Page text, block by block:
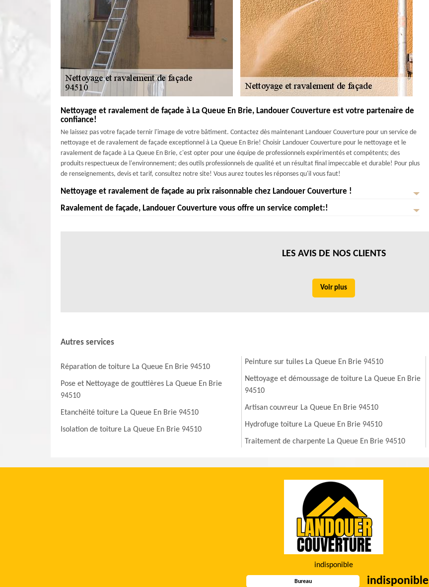
Nettoyage et ravalement de façade à La Queue En Brie, Landouer Couverture est votre partenaire de
confiance!
Ne laissez pas votre façade ternir l'image de votre bâtiment. Contactez dès maintenant Landouer Couverture pour un service de
nettoyage et de ravalement de façade exceptionnel à La Queue En Brie! Choisir Landouer Couverture pour le nettoyage et le
ravalement de façade à La Queue En Brie, c'est opter pour une équipe de professionnels expérimentés et compétents; des
produits respectueux de l'environnement; des outils professionnels de qualité et un résultat final impeccable et durable! Pour plus
de renseignements, devis et tarif, consultez notre site! Vous aurez toutes les réponses qu'il vous faut!
Nettoyage et ravalement de façade au prix raisonnable chez Landouer Couverture !
Obtenez un nettoyage et un ravalement de façade de qualité exceptionnelle à un prix raisonnable chez Landouer Couverture !
peu de temps! Service rapide et satisfaisant, nous sommes le professionnel qu'il vous faut!
Ravalement de façade, Landouer Couverture vous offre un service complet:!
façade. Nous effectuons avec soin des réparations minutieuses des fissures, des éclats de peinture et des dommages structurels
LES AVIS DE NOS CLIENTS
Voir plus
Autres services
Réparation de toiture La Queue En Brie 94510
Pose et Nettoyage de gouttières La Queue En Brie
94510
Etanchéité toiture La Queue En Brie 94510
Isolation de toiture La Queue En Brie 94510
Peinture sur tuiles La Queue En Brie 94510
Nettoyage et démoussage de toiture La Queue En Brie
94510
Artisan couvreur La Queue En Brie 94510
Hydrofuge toiture La Queue En Brie 94510
Traitement de charpente La Queue En Brie 94510
indisponible
Bureau indisponible